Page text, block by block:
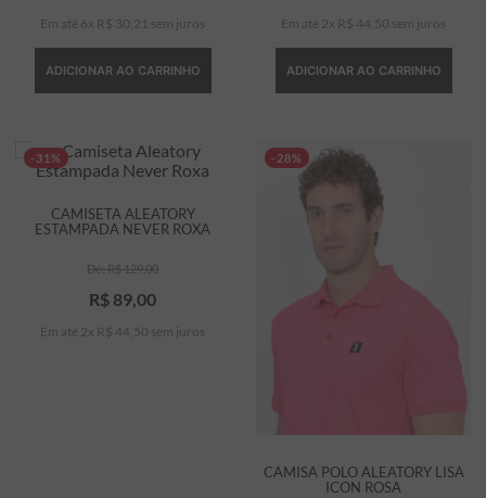
Em até 6 x R$ 30 21 sem juros
ADICIONAR AO CARRINHO
Em até 2 x R$ 44 50 sem juros
ADICIONAR AO CARRINHO
-31%
CAMISETA ALEATORY
ESTAMPADA NEVER ROXA
R$129,00
R$ 89,00
Em até 2 x R$ 44 50 sem juros
-28%
CAMISA POLO ALEATORY LISA
ICON ROSA